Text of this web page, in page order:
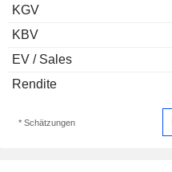
KGV
KBV
EV / Sales
Rendite
* Schätzungen